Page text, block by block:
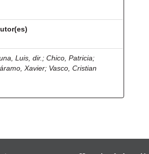
Luis, dir. ;Chico, Patricia;
Xavier; Vasco, Cristian